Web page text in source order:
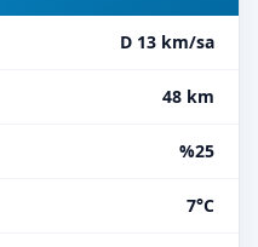
D 13 km/sa
48 km
%25
7°C